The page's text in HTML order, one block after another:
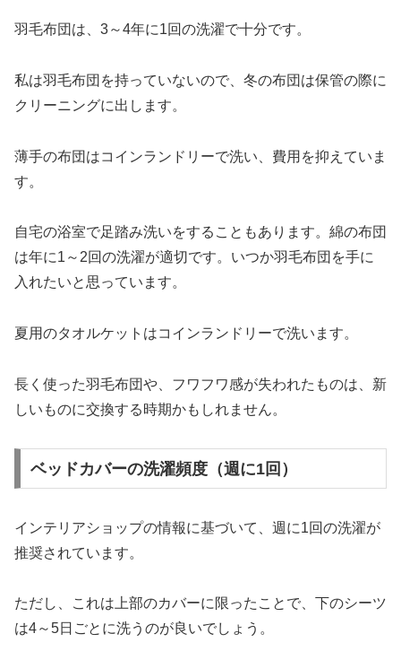
羽毛布団は、3～4年に1回の洗濯で十分です。
私は羽毛布団を持っていないので、冬の布団は保管の際に
クリーニングに出します。
薄手の布団はコインランドリーで洗い、費用を抑えていま
す。
自宅の浴室で足踏み洗いをすることもあります。綿の布団
は年に1～2回の洗濯が適切です。いつか羽毛布団を手に
入れたいと思っています。
夏用のタオルケットはコインランドリーで洗います。
長く使った羽毛布団や、フワフワ感が失われたものは、新
しいものに交換する時期かもしれません。
ベッドカバーの洗濯頻度（週に1回）
インテリアショップの情報に基づいて、週に1回の洗濯が
推奨されています。
ただし、これは上部のカバーに限ったことで、下のシーツ
は4～5日ごとに洗うのが良いでしょう。